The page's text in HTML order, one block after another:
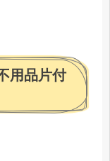
用品片付